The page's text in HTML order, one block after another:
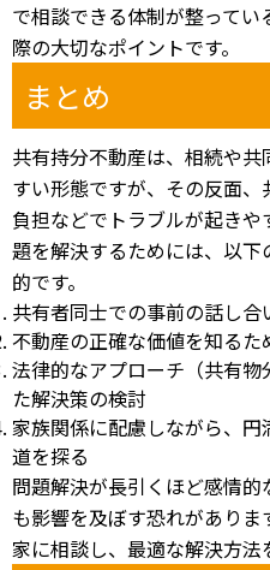
で相談できる体制が整って
際の大切なポイントです。
まとめ
共有持分不動産は、相続や
すい形態ですが、その反面
負担などでトラブルが起き
題を解決するためには、以
的です。
共有者同士での事前の話し
不動産の正確な価値を知る
法律的なアプローチ（共有
た解決策の検討
家族関係に配慮しながら、
道を探る
問題解決が長引くほど感情
も影響を及ぼす恐れがあり
家に相談し、最適な解決方法